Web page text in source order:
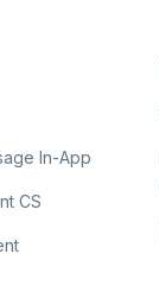
In-App
CS